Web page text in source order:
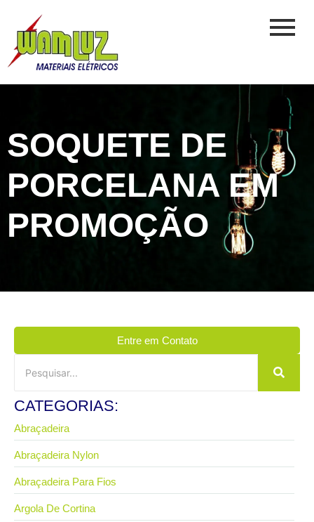
SOQUETE DE
PORCELANA EM
PROMOÇÃO
Entre em Contato
CATEGORIAS:
Abraçadeira
Abraçadeira Nylon
Abraçadeira Para Fios
Argola De Cortina